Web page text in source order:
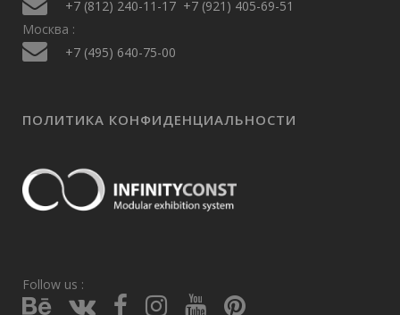
+7 (812) 240-11-17 +7 (921) 405-69-51
Москва :
+7 (495) 640-75-00
ПОЛИТИКА КОНФИДЕНЦИАЛЬНОСТИ
Follow us :